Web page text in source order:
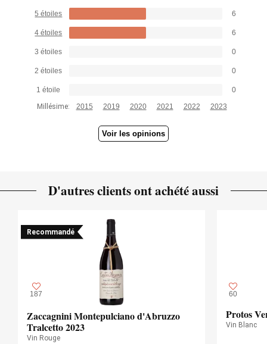
5 étoiles 6
4 étoiles 6
3 étoiles 0
2 étoiles 0
1 étoile
0
Millésime:
2015 2019 2020 2021 2022 2023
Voir les opinions
D'autres clients ont achété aussi
Recommandé
187
Zaccagnini Montepulciano d'Abruzzo
Tralcetto 2023
Vin Rouge
60
Protos
Vin Blanc